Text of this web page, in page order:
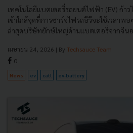
เทคโนโลยีแบตเตอรี่รถยนต์ไฟฟ้า (EV) ก้า
เข้าใกล้จุดที่การชาร์จไฟรถอีวีจะใช้เวลาพ
ล่าสุดบริษัทยักษ์ใหญ่ด้านแบตเตอรี่จากจีนอ
เมษายน 24, 2026 | By Techsauce Team
0
News ev catl ev-battery